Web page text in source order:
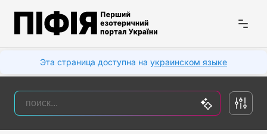
Эта страница доступна на украинском языке